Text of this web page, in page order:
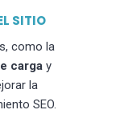
SITIO
como la
carga y
la
SEO.